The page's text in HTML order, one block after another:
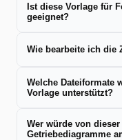
Ist diese Vorlage für
geeignet?
Wie bearbeite ich die
Welche Dateiformate
Vorlage unterstützt?
Wer würde von
Getriebediagramme